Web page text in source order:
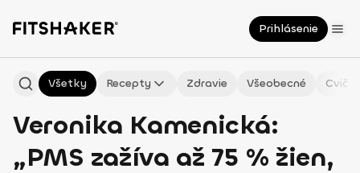
Prihlásenie
Všetky Recepty Zdravie Všeobecné
Veronika Kamenická:
„PMS zažíva až 75 % žien,